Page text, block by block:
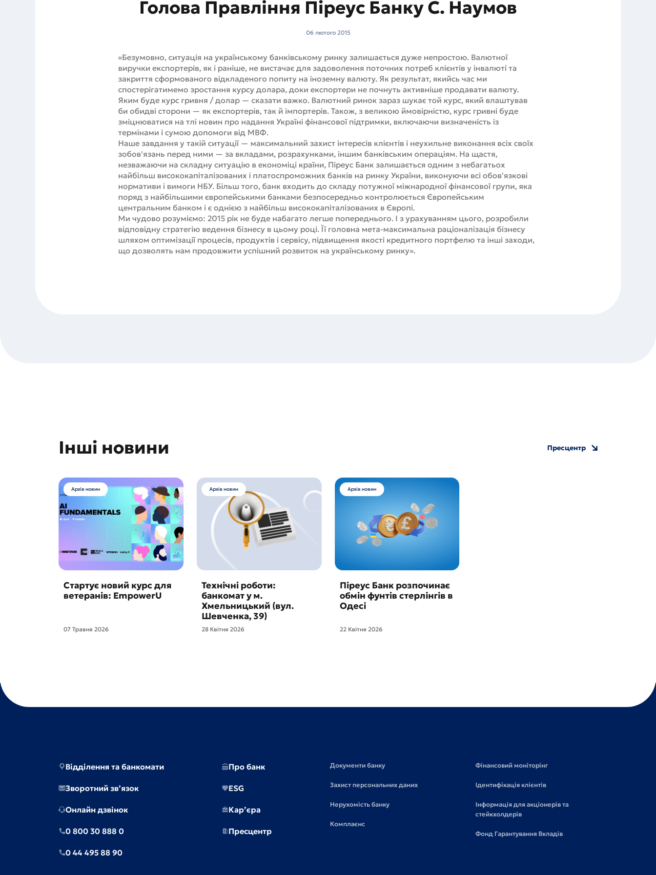
Голова Правління Піреус Банку С. Наумов
06 лютого 2015
«Безумовно, ситуація на українському банківському ринку залишається дуже непростою. Валютної
виручки експортерів, як і раніше, не вистачає для задоволення поточних потреб клієнтів у інвалюті та
закриття сформованого відкладеного попиту на іноземну валюту. Як результат, якийсь час ми
спостерігатимемо зростання курсу долара, доки експортери не почнуть активніше продавати валюту.
Яким буде курс гривня / долар — сказати важко. Валютний ринок зараз шукає той курс, який влаштував
би обидві сторони — як експортерів, так й імпортерів. Також, з великою ймовірністю, курс гривні буде
зміцнюватися на тлі новин про надання Україні фінансової підтримки, включаючи визначеність із
термінами і сумою допомоги від МВФ.
Наше завдання у такій ситуації — максимальний захист інтересів клієнтів і неухильне виконання всіх своїх
зобов'язань перед ними — за вкладами, розрахунками, іншим банківським операціям. На щастя,
незважаючи на складну ситуацію в економіці країни, Піреус Банк залишається одним з небагатьох
найбільш висококапіталізованих і платоспроможних банків на ринку України, виконуючи всі обов'язкові
нормативи і вимоги НБУ. Більш того, банк входить до складу потужної міжнародної фінансової групи, яка
поряд з найбільшими європейськими банками безпосередньо контролюється Європейським
центральним банком і є однією з найбільш висококапіталізованих в Європі.
Ми чудово розуміємо: 2015 рік не буде набагато легше попереднього. І з урахуванням цього, розробили
відповідну стратегію ведення бізнесу в цьому році. Її головна мета-максимальна раціоналізація бізнесу
шляхом оптимізації процесів, продуктів і сервісу, підвищення якості кредитного портфелю та інші заходи,
що дозволять нам продовжити успішний розвиток на українському ринку».
Інші новини Пресцентр
Архів новин
Стартує новий курс для
ветеранів: EmpowerU
07 Травня 2026
Архів новин
Технічні роботи:
банкомат у м.
Хмельницький (вул.
Шевченка, 39)
28 Квітня 2026
Архів новин
Піреус Банк розпочинає
обмін фунтів стерлінгів в
Одесі
22 Квітня 2026
Відділення та банкомати
Зворотний зв’язок
Онлайн дзвінок
0 800 30 888 0
0 44 495 88 90
Про банк
ESG
Кар’єра
Пресцентр
Документи банку
Захист персональних даних
Нерухомість банку
Комплаєнс
Фінансовий моніторінг
Ідентифікація клієнтів
Інформація для акціонерів та
стейкхолдерів
Фонд Гарантування Вкладів